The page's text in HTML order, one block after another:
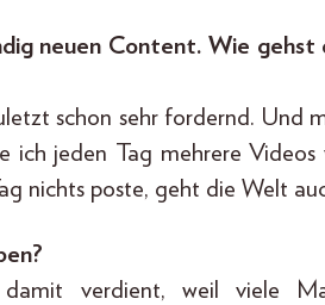
neuen Content. Wie gehst
schon sehr fordernd. Und
ich jeden Tag mehrere
nichts poste, geht die Welt
verdient, weil viele